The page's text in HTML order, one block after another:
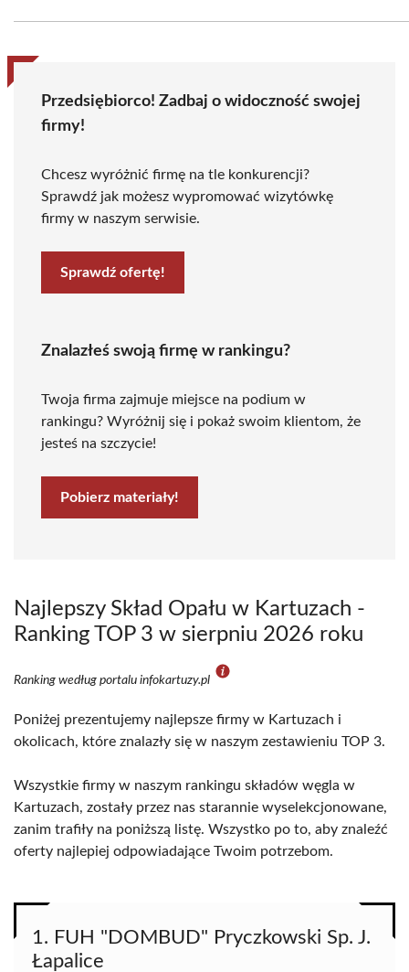
Przedsiębiorco! Zadbaj o widoczność swojej
firmy!
Chcesz wyróżnić firmę na tle konkurencji?
Sprawdź jak możesz wypromować wizytówkę
firmy w naszym serwisie.
Sprawdź ofertę!
Znalazłeś swoją firmę w rankingu?
Twoja firma zajmuje miejsce na podium w
rankingu? Wyróżnij się i pokaż swoim klientom, że
jesteś na szczycie!
Pobierz materiały!
Najlepszy Skład Opału w Kartuzach -
Ranking TOP 3 w sierpniu 2026 roku
Ranking według portalu infokartuzy.pl
Poniżej prezentujemy najlepsze firmy w Kartuzach i
okolicach, które znalazły się w naszym zestawieniu TOP 3.
Wszystkie firmy w naszym rankingu składów węgla w
Kartuzach, zostały przez nas starannie wyselekcjonowane,
zanim trafiły na poniższą listę. Wszystko po to, aby znaleźć
oferty najlepiej odpowiadające Twoim potrzebom.
1. FUH "DOMBUD" Pryczkowski Sp. J.
Łapalice